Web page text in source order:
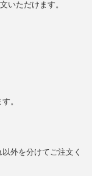
いただけます。
。
外を分けてご注文く